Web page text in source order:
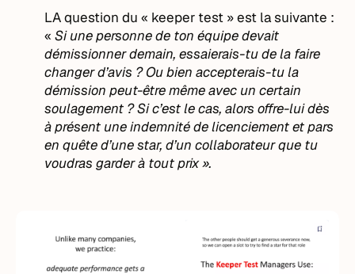
LA question du « keeper test » est la suivante :
«Si une personne de ton équipe devait
démissionner demain, essaierais-tu de la faire
changer d’avis ? Ou bien accepterais-tu la
démission peut-être même avec un certain
soulagement ? Si c’est le cas, alors offre-lui dès
à présent une indemnité de licenciement et pars
en quête d’une star, d’un collaborateur que tu
voudras garder à tout prix ».